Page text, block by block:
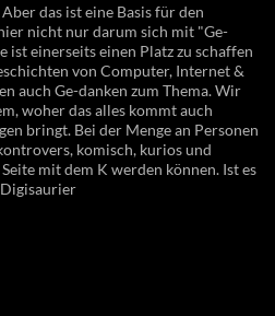
das ist eine Basis für den
nicht nur darum sich mit "Ge-
ist einerseits einen Platz zu schaffen
von Computer, Internet &
auch Ge-danken zum Thema. Wir
woher das alles kommt auch
bringt. Bei der Menge an Personen
komisch, kurios und
mit dem K werden können. Ist es